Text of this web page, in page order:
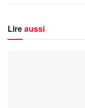
Lireaussi